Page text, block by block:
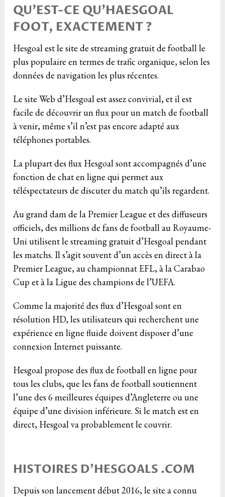
QU’EST-CE QU’HAESGOAL
FOOT, EXACTEMENT ?
Hesgoal est le site de streaming gratuit de football le
plus populaire en termes de trafic organique, selon les
données de navigation les plus récentes.
Le site Web d’Hesgoal est assez convivial, et il est
facile de découvrir un flux pour un match de football
à venir, même s’il n’est pas encore adapté aux
téléphones portables.
La plupart des flux Hesgoal sont accompagnés d’une
fonction de chat en ligne qui permet aux
téléspectateurs de discuter du match qu’ils regardent.
Au grand dam de la Premier League et des diffuseurs
officiels, des millions de fans de football au Royaume-
Uni utilisent le streaming gratuit d’Hesgoal pendant
les matchs. Il s’agit souvent d’un accès en direct à la
Premier League, au championnat EFL, à la Carabao
Cup et à la Ligue des champions de l’UEFA.
Comme la majorité des flux d’Hesgoal sont en
résolution HD, les utilisateurs qui recherchent une
expérience en ligne fluide doivent disposer d’une
connexion Internet puissante.
Hesgoal propose des flux de football en ligne pour
tous les clubs, que les fans de football soutiennent
l’une des 6 meilleures équipes d’Angleterre ou une
équipe d’une division inférieure. Si le match est en
direct, Hesgoal va probablement le couvrir.
HISTOIRES D’HESGOALS .COM
Depuis son lancement début 2016, le site a connu